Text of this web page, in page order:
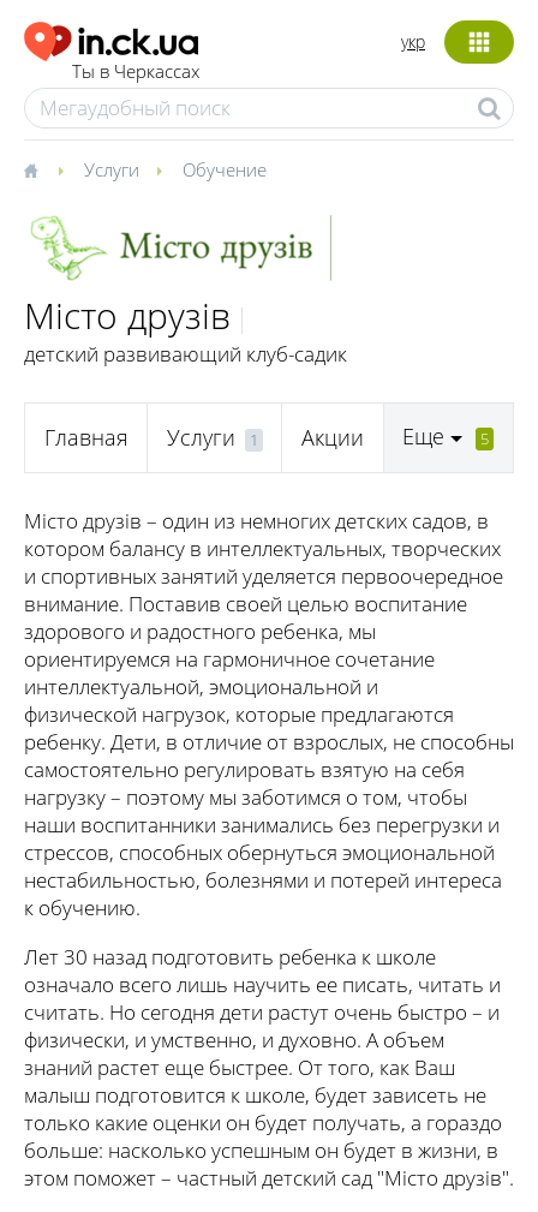
Ты в Черкассах
укр
Услуги Обучение
Місто друзів
детский развивающий клуб-садик
Главная Услуги 1 Акции Еще 5
Місто друзів – один из немногих детских садов, в
котором балансу в интеллектуальных, творческих
и спортивных занятий уделяется первоочередное
внимание. Поставив своей целью воспитание
здорового и радостного ребенка, мы
ориентируемся на гармоничное сочетание
интеллектуальной, эмоциональной и
физической нагрузок, которые предлагаются
ребенку. Дети, в отличие от взрослых, не способны
самостоятельно регулировать взятую на себя
нагрузку – поэтому мы заботимся о том, чтобы
наши воспитанники занимались без перегрузки и
стрессов, способных обернуться эмоциональной
нестабильностью, болезнями и потерей интереса
к обучению.
Лет 30 назад подготовить ребенка к школе
означало всего лишь научить ее писать, читать и
считать. Но сегодня дети растут очень быстро – и
физически, и умственно, и духовно. А объем
знаний растет еще быстрее. От того, как Ваш
малыш подготовится к школе, будет зависеть не
только какие оценки он будет получать, а гораздо
больше: насколько успешным он будет в жизни, в
этом поможет – частный детский сад "Місто друзів".